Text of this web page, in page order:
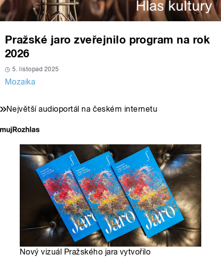
Pražské jaro zveřejnilo program na rok
2026
5. listopad 2025
Mozaika
Největší audioportál na českém internetu
Nový vizuál Pražského jara vytvořilo